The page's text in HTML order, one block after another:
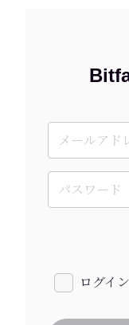
ログイ